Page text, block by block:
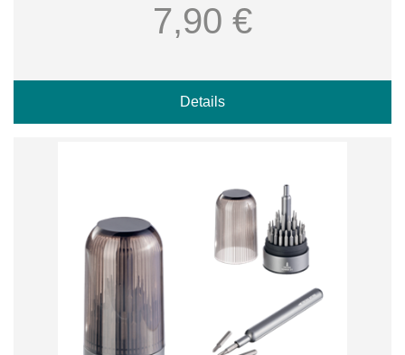
7,90 €
Details